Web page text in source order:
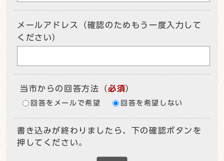
メールアドレス（確認のためもう一度入力して
ください）
当市からの回答方法 （必須）
回答をメールで希望 回答を希望しない
書き込みが終わりましたら、下の確認ボタンを
押してください。